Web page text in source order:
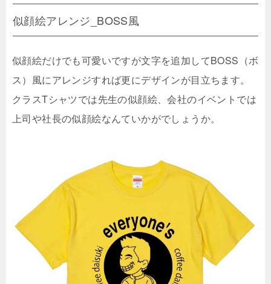
似顔絵アレンジ_BOSS風
似顔絵だけでも可愛いですが文字を追加してBOSS（ボ
ス）風にアレンジすれば更にデザインが目立ちます。
クラスTシャツでは先生の似顔絵、会社のイベントでは
上司や社長の似顔絵なんていかがでしょうか。